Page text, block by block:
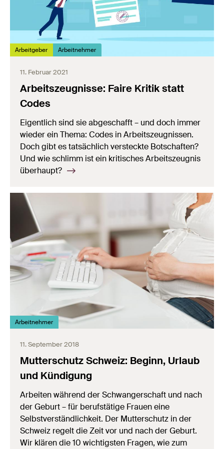
Arbeitgeber Arbeitnehmer
11. Februar 2021
Arbeitszeugnisse: Faire Kritik statt
Codes
Eigentlich sind sie abgeschafft – und doch immer
wieder ein Thema: Codes in Arbeitszeugnissen.
Doch gibt es tatsächlich versteckte Botschaften?
Und wie schlimm ist ein kritisches Arbeitszeugnis
überhaupt?
Arbeitnehmer
11. September 2018
Mutterschutz Schweiz: Beginn, Urlaub
und Kündigung
Arbeiten während der Schwangerschaft und nach
der Geburt – für berufstätige Frauen eine
Selbstverständlichkeit. Der Mutterschutz in der
Schweiz regelt die Zeit vor und nach der Geburt.
Wir klären die 10 wichtigsten Fragen, wie zum